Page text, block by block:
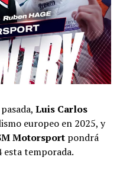
Luis Carlos
europeo en 2025, y
Motorsport pondrá
esta temporada.